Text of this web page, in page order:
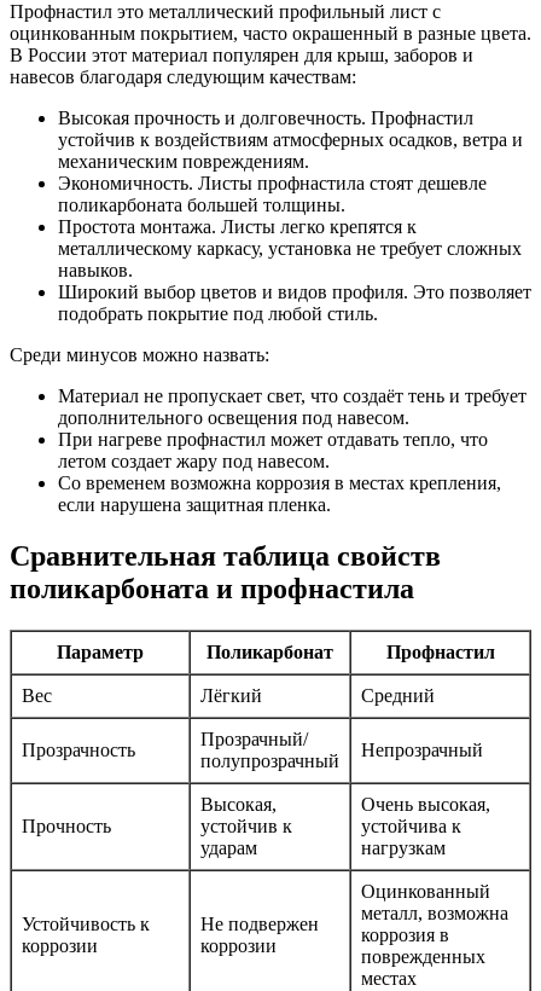
Профнастил это металлический профильный лист с
оцинкованным покрытием, часто окрашенный в разные цвета.
В России этот материал популярен для крыш, заборов и
навесов благодаря следующим качествам:
Высокая прочность и долговечность. Профнастил
устойчив к воздействиям атмосферных осадков, ветра и
механическим повреждениям.
Экономичность. Листы профнастила стоят дешевле
поликарбоната большей толщины.
Простота монтажа. Листы легко крепятся к
металлическому каркасу, установка не требует сложных
навыков.
Широкий выбор цветов и видов профиля. Это позволяет
подобрать покрытие под любой стиль.
Среди минусов можно назвать:
Материал не пропускает свет, что создаёт тень и требует
дополнительного освещения под навесом.
При нагреве профнастил может отдавать тепло, что
летом создает жару под навесом.
Со временем возможна коррозия в местах крепления,
если нарушена защитная пленка.
Сравнительная таблица свойств
поликарбоната и профнастила
Параметр Поликарбонат Профнастил
Вес Лёгкий Средний
Прозрачность
Прозрачный/
полупрозрачный
Непрозрачный
Прочность
Высокая,
устойчив к
ударам
Очень высокая,
устойчива к
нагрузкам
Устойчивость к
коррозии
Не подвержен
коррозии
Оцинкованный
металл, возможна
коррозия в
поврежденных
местах